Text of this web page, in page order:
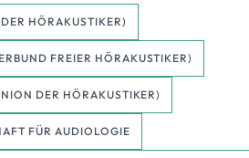
HÖRAKUSTIKER)
FREIER HÖRAKUSTIKER)
DER HÖRAKUSTIKER)
FÜR AUDIOLOGIE